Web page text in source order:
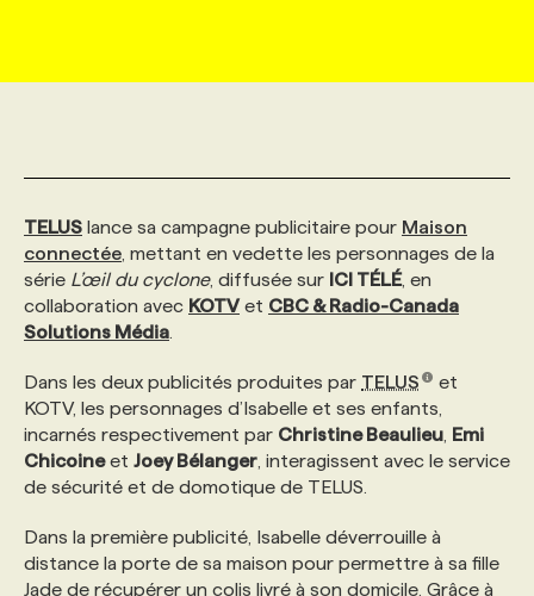
PRIX ET DISTINCTIONS
GEO/SEO
NOS AUTEUR‧RICES
ANNONCEZ AVEC NOUS
FAQ
ANNONCEZ AVEC NOUS
NOS PARCOURS DE FORMATIONS
FORMATIONS PERSONNALISÉES
POURQUOI CHOISIR NOS FORMATIONS
PROGRAMMES DE SUBVENTIONS
SERVICE DE CHASSE DE TÊTE
NOS TARIFS
FAQ
TELUS lance sa campagne publicitaire pour Maison
connectée , mettant en vedette les personnages de la
série L’œil du cyclone, diffusée sur ICI TÉLÉ, en
collaboration avec KOTVet CBC & Radio-Canada
Solutions Média
Dans les deux publicités produites par TELUS
et
KOTV, les personnages d’Isabelle et ses enfants,
incarnés respectivement par Christine Beaulieu Emi
Chicoineet Joey Bélanger , interagissent avec le service
de sécurité et de domotique de TELUS.
Dans la première publicité, Isabelle déverrouille à
distance la porte de sa maison pour permettre à sa fille
Jade de récupérer un colis livré à son domicile. Grâce à